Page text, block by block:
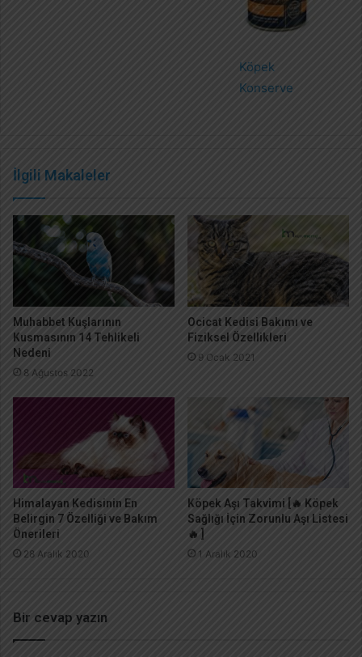
Köpek
Konserve
İlgili Makaleler
Muhabbet Kuşlarının
Kusmasının 14 Tehlikeli
Nedeni
8 Ağustos 2022
Ocicat Kedisi Bakımı ve
Fiziksel Özellikleri
9 Ocak 2021
Himalayan Kedisinin En
Belirgin 7 Özelliği ve Bakım
Önerileri
28 Aralık 2020
Köpek Aşı Takvimi [🔥 Köpek
Sağlığı İçin Zorunlu Aşı Listesi
🔥 ]
1 Aralık 2020
Bir cevap yazın